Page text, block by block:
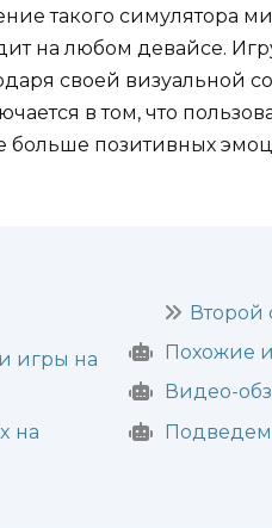
такого симулятора
на любом девайсе.
своей визуальной
в том, что
больше позитивных
игры на
на
Второй
Похожие
Видео-
Подведем